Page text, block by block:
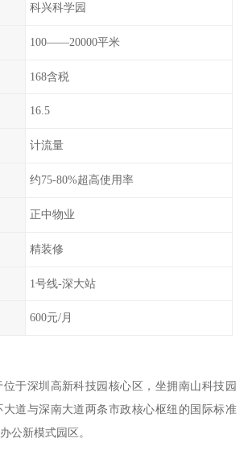
科兴科学园
100——20000平米
168含税
16.5
计流量
约75-80%超高使用率
正中物业
精装修
1号线-深大站
600元/月
于深圳高新科技园核心区，坐拥南山科技园
道与深南大道两条市政核心枢纽的国际标准
公新模式园区。